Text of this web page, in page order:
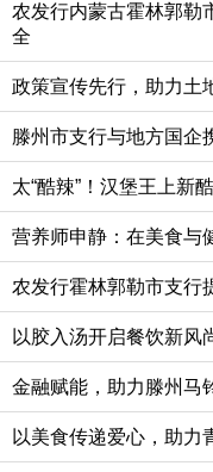
农发行内蒙古霍林郭勒
全
政策宣传先行，助力土
滕州市支行与地方国企
太“酷辣”！汉堡王上新
营养师申静：在美食与
农发行霍林郭勒市支行
以胶入汤开启餐饮新风
金融赋能，助力滕州马
以美食传递爱心，助力